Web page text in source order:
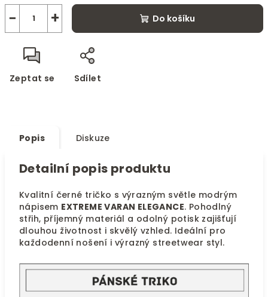
+
− Do košíku
Zeptat se Sdílet
Popis Diskuze
Detailní popis produktu
Kvalitní černé tričko s výrazným světle modrým
nápisem EXTREME VARAN ELEGANCE. Pohodlný
střih, příjemný materiál a odolný potisk zajišťují
dlouhou životnost i skvělý vzhled. Ideální pro
každodenní nošení i výrazný streetwear styl.